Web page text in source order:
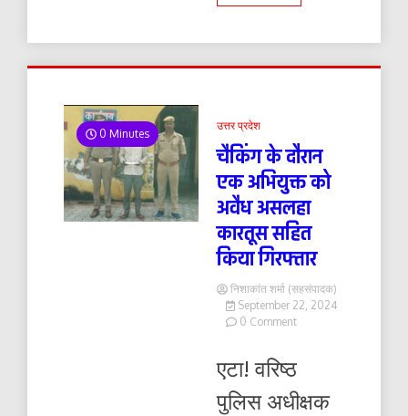
0 Minutes
उत्तर प्रदेश
चैकिंग के दौरान
एक अभियुक्त को
अवैध असलहा
कारतूस सहित
किया गिरफ्तार
निशाकांत शर्मा (सहसंपादक)
September 22, 2024
0 Commenton
दौरान
अभियुक्त
एटा! वरिष्ठ
पुलिस अधीक्षक